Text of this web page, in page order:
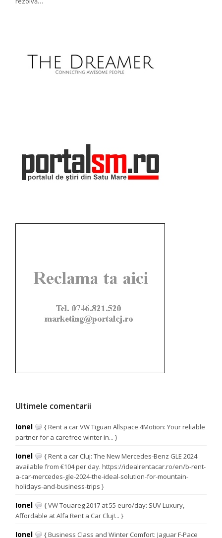
Ultimele comentarii
Ionel
{ Rent a car VW Tiguan Allspace 4Motion: Your reliable
partner for a carefree winter in... }
Ionel
{ Rent a car Cluj: The New Mercedes-Benz GLE 2024
available from €104 per day. https://idealrentacar.ro/en/b-rent-
a-car-mercedes-gle-2024-the-ideal-solution-for-mountain-
holidays-and-business-trips }
Ionel
{ VW Touareg 2017 at 55 euro/day: SUV Luxury,
Affordable at Alfa Rent a Car Cluj!... }
Ionel
{ Business Class and Winter Comfort: Jaguar F-Pace